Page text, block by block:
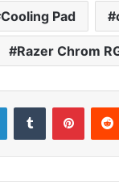
Cooling Pad
Razer Chrom
LinkedInTumblr